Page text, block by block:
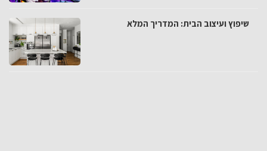
שיפוץ ועיצוב הבית: המדריך המלא